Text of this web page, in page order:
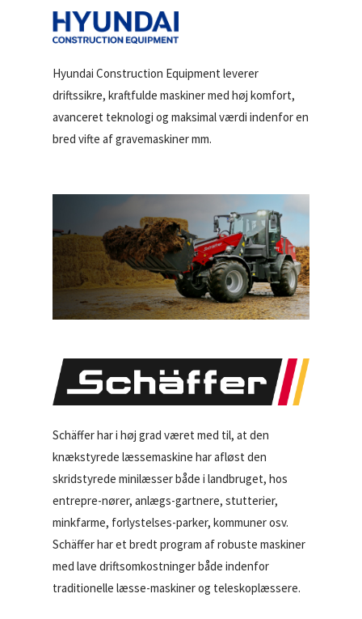
Hyundai Construction Equipment leverer
driftssikre, kraftfulde maskiner med høj komfort,
avanceret teknologi og maksimal værdi indenfor en
bred vifte af gravemaskiner mm.
Schäffer har i høj grad været med til, at den
knækstyrede læssemaskine har afløst den
skridstyrede minilæsser både i landbruget, hos
entrepre-nører, anlægs-gartnere, stutterier,
minkfarme, forlystelses-parker, kommuner osv.
Schäffer har et bredt program af robuste maskiner
med lave driftsomkostninger både indenfor
traditionelle læsse-maskiner og teleskoplæssere.